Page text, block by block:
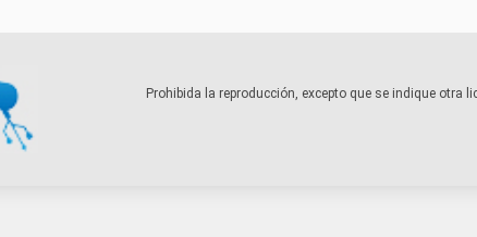
Prohibida la reproducción, excepto que se indique otra